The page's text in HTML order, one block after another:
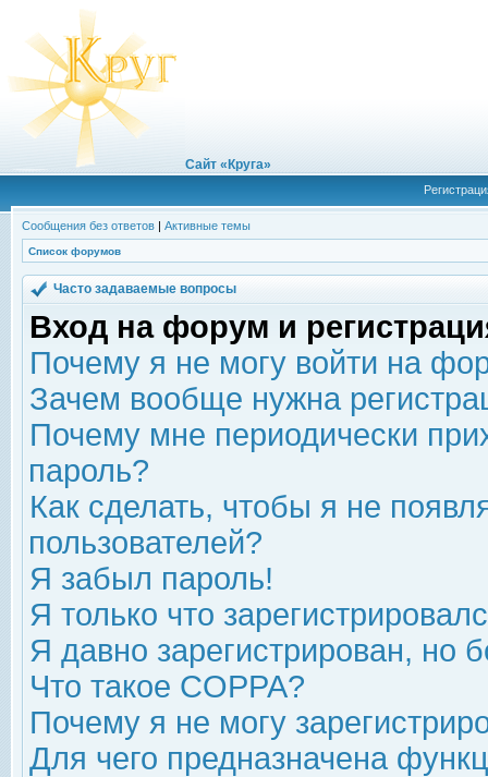
Сайт «Круга»
Сообщения без ответов | Активные темы
Список форумов
Часто задаваемые вопросы
Вход на форум и
Почему я не могу войти на
Зачем вообще нужна
Почему мне периодически
пароль?
Как сделать, чтобы я не
пользователей?
Я забыл пароль!
Я только что
Я давно зарегистрирован, но
Что такое COPPA?
Почему я не могу
Для чего предназначена